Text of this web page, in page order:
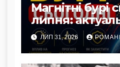
Магнітні бурі
липня:
прогноз та як
здоров’я
ЛИП 31, 2026